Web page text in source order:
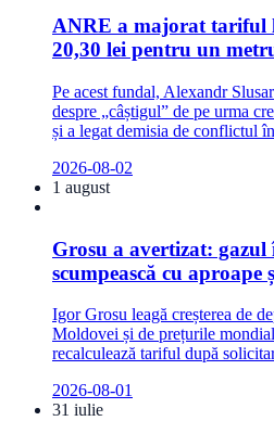
ANRE a majorat tariful
20,30 lei pentru un
Pe acest fundal, Alexandr
despre „câștigul” de pe urma
și a legat demisia de conflictul
2026-08-02
1 august
Grosu a avertizat: gazul
scumpească cu aproape
Igor Grosu leagă creșterea de
Moldovei și de prețurile
recalculează tariful după
2026-08-01
31 iulie